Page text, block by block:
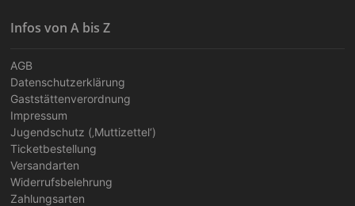
Infos von A bis Z
AGB
Datenschutzerklärung
Gaststättenverordnung
Impressum
Jugendschutz (‚Muttizettel‘)
Ticketbestellung
Versandarten
Widerrufsbelehrung
Zahlungsarten